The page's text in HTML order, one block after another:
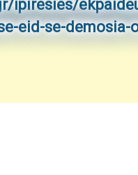
ipiresies/
eid-se-demosia-